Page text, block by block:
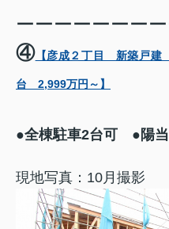
ーーーーーーー
④【彦成２丁目 新築戸
台 2,999万円～】
●全棟駐車2台可 ●陽
現地写真：10月撮影